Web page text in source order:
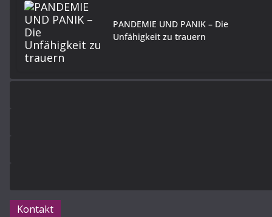
PANDEMIE UND PANIK – Die
Unfähigkeit zu trauern
Kontakt